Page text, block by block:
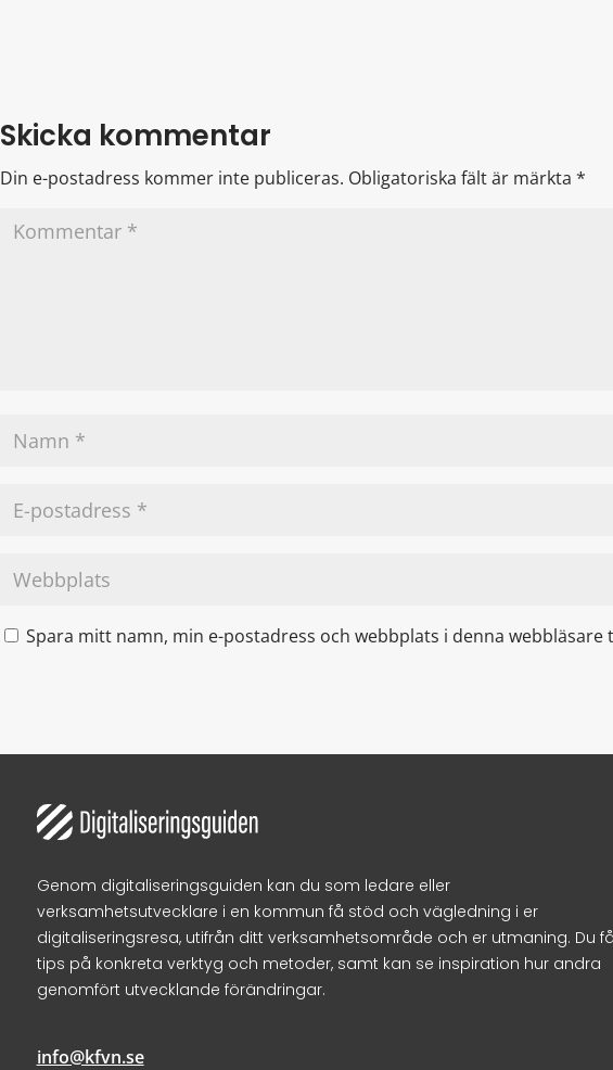
Skicka kommentar
Din e-postadress kommer inte publiceras. Obligatoriska fält är märkta *
Spara mitt namn, min e-postadress och webbplats i denna
Genom digitaliseringsguiden kan du som ledare eller
verksamhetsutvecklare i en kommun få stöd och vägledning i er
digitaliseringsresa, utifrån ditt verksamhetsområde och er utmaning. Du
tips på konkreta verktyg och metoder, samt kan se inspiration hur andra
genomfört utvecklande förändringar.
info@kfvn.se